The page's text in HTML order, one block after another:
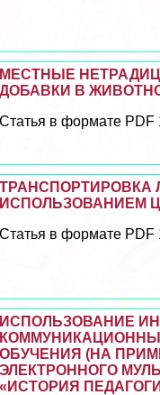
МЕСТНЫЕ
ДОБАВКИ В
Статья в формате PDF
ТРАНСПОРТИРОВКА
ИСПОЛЬЗОВАНИЕМ
Статья в формате PDF
ИСПОЛЬЗОВАНИЕ
ОБУЧЕНИЯ (НА
ЭЛЕКТРОННОГО
«ИСТОРИЯ